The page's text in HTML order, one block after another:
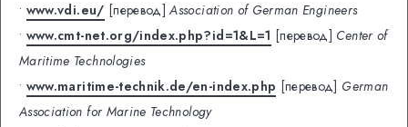
• www.vdi.eu/ [перевод] Association of German Engineers
• www.cmt-net.org/index.php?id=1&L=1 [перевод] Center of
Maritime Technologies
• www.maritime-technik.de/en-index.php [перевод] German
Association for Marine Technology